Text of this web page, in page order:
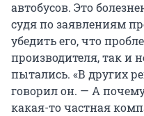
автобусов. Это
судя по заявлениям
убедить его, что
производителя, так и
пытались. «В других
говорил он. — А
какая-то частная